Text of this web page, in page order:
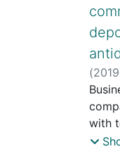
(
Paula
lac/
with